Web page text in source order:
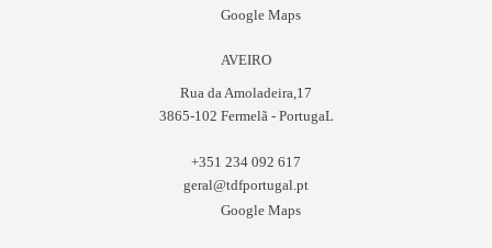
Google Maps
AVEIRO
Rua da Amoladeira,17
3865-102 Fermelã - PortugaL
+351 234 092 617
geral@tdfportugal.pt
Google Maps